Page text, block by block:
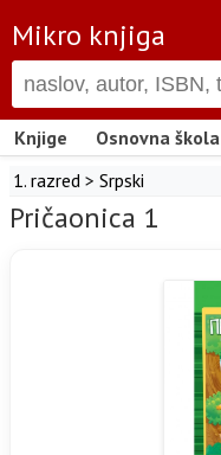
Mikro knjiga
Knjige Osnovna škola
1. razred > Srpski
Pričaonica 1